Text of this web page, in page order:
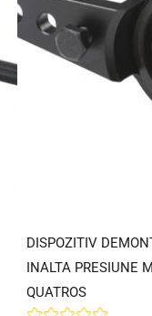
DISPOZITIV
INALTA PRESIUNE
QUATROS